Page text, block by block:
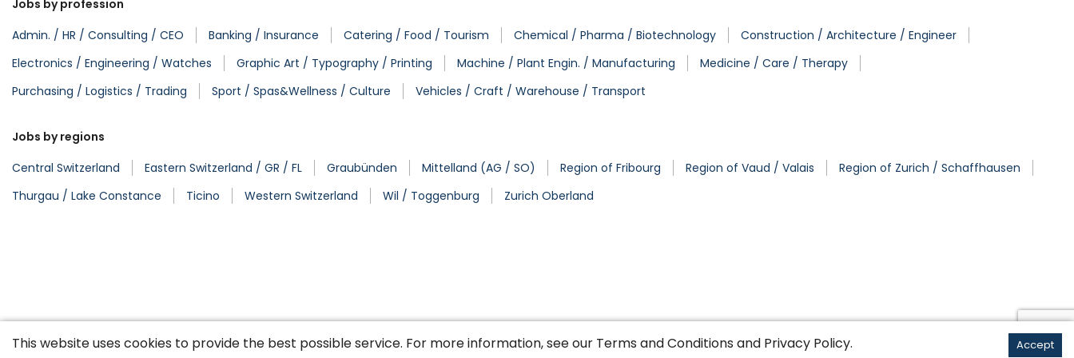
Jobs by profession
Admin. / HR / Consulting / CEO
Banking / Insurance Catering / Food / Tourism Chemical / Pharma / Biotechnology
Construction / Architecture / Engineer
Electronics / Engineering / Watches
Graphic Art / Typography / Printing Machine / Plant Engin. / Manufacturing
Medicine / Care / Therapy
Purchasing / Logistics / Trading
Sport / Spas&Wellness / Culture Vehicles / Craft / Warehouse / Transport
Jobs by regions
Central Switzerland
Eastern Switzerland / GR / FL Graubünden Mittelland (AG / SO) Region of Fribourg Region of Vaud / Valais
Region of Zurich / Schaffhausen
Thurgau / Lake Constance
Ticino Western Switzerland Wil / Toggenburg Zurich Oberland
This website uses cookies to provide the best possible service. For more information, see our Terms and Conditions and Privacy Policy. Accept